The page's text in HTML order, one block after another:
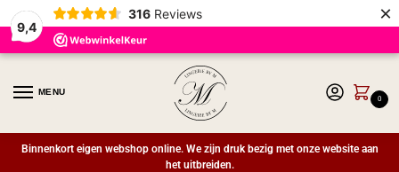
9,4
316 Reviews ×
MENU
0
Binnenkort eigen webshop online. We zijn druk bezig met onze website aan
het uitbreiden.